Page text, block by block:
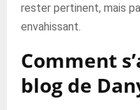
rester pertinent, mais
envahissant.
Comment
blog de